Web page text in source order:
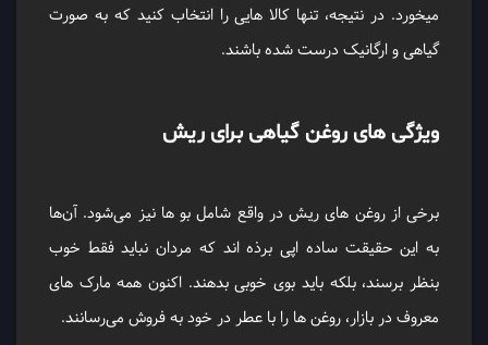
میخورد. در نتیجه، تنها کالا هایی را انتخاب کنید که به صورت
گیاهی و ارگانیک درست شده باشند.
ویژگی های روغن گیاهی برای ریش
برخی از روغن ‌های ریش در واقع شامل بو ها نیز می‌شود. آن‌ها
به این حقیقت ساده اپی برذه اند که مردان نباید فقط خوب
بنظر برسند، بلکه باید بوی خوبی بدهند. اکنون همه مارک‌ های
معروف در بازار، روغن ‌ها را با عطر در خود به فروش می‌رسانند.